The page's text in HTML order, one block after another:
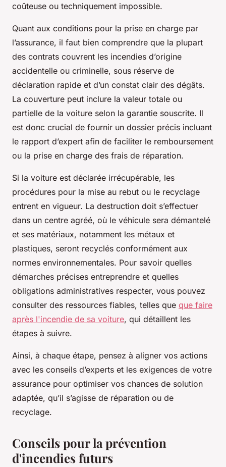
coûteuse ou techniquement impossible.
Quant aux conditions pour la prise en charge par
l’assurance, il faut bien comprendre que la plupart
des contrats couvrent les incendies d’origine
accidentelle ou criminelle, sous réserve de
déclaration rapide et d’un constat clair des dégâts.
La couverture peut inclure la valeur totale ou
partielle de la voiture selon la garantie souscrite. Il
est donc crucial de fournir un dossier précis incluant
le rapport d’expert afin de faciliter le remboursement
ou la prise en charge des frais de réparation.
Si la voiture est déclarée irrécupérable, les
procédures pour la mise au rebut ou le recyclage
entrent en vigueur. La destruction doit s’effectuer
dans un centre agréé, où le véhicule sera démantelé
et ses matériaux, notamment les métaux et
plastiques, seront recyclés conformément aux
normes environnementales. Pour savoir quelles
démarches précises entreprendre et quelles
obligations administratives respecter, vous pouvez
consulter des ressources fiables, telles que que faire
après l'incendie de sa voiture, qui détaillent les
étapes à suivre.
Ainsi, à chaque étape, pensez à aligner vos actions
avec les conseils d’experts et les exigences de votre
assurance pour optimiser vos chances de solution
adaptée, qu’il s’agisse de réparation ou de
recyclage.
Conseils pour la prévention
d'incendies futurs